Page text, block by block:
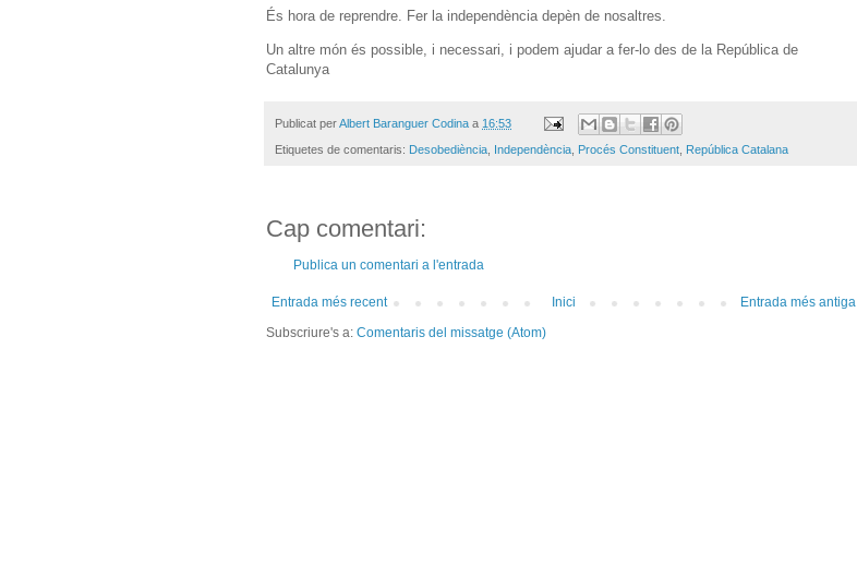
És hora de reprendre. Fer la independència depèn de nosaltres.
Un altre món és possible, i necessari, i podem ajudar a fer-lo des de la República de
Catalunya
Publicat perAlbert Baranguer Codina a 16:53
Etiquetes de comentaris: Desobediència Independència Procés Constituent República Catalana
Cap comentari:
Publica un comentari a l'entrada
Entrada més recent Entrada més antiga
Inici
Subscriure's a: Comentaris del missatge (Atom)